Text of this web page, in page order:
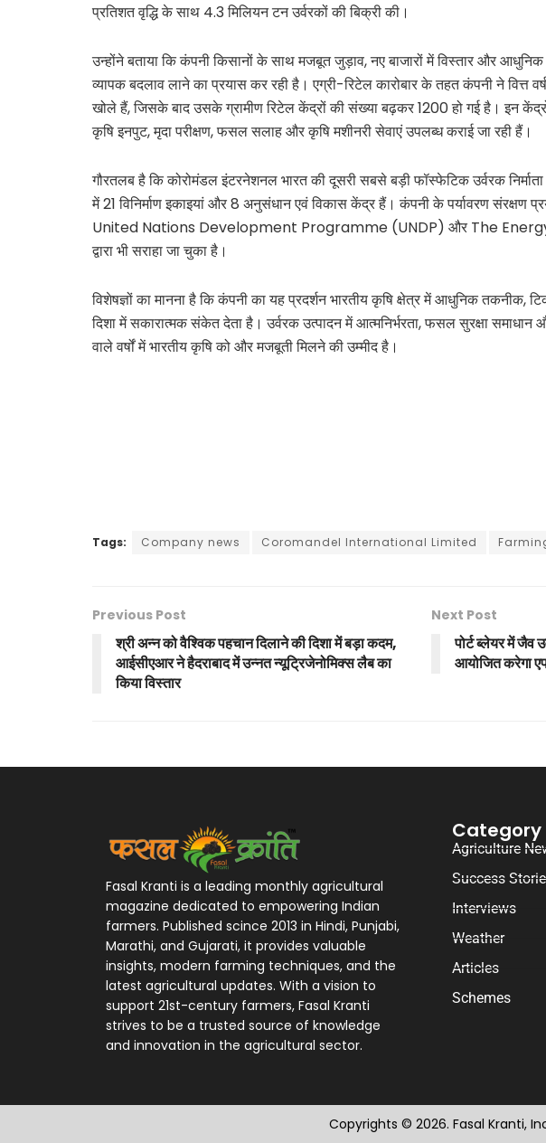
प्रतिशत वृद्धि के साथ 4.3 मिलियन टन उर्वरकों की बिक्री की।
उन्होंने बताया कि कंपनी किसानों के साथ मजबूत जुड़ाव, नए बाजारों में विस्तार और
व्यापक बदलाव लाने का प्रयास कर रही है। एग्री-रिटेल कारोबार के तहत कंपनी ने
खोले हैं, जिसके बाद उसके ग्रामीण रिटेल केंद्रों की संख्या बढ़कर 1200 हो गई है। इन
कृषि इनपुट, मृदा परीक्षण, फसल सलाह और कृषि मशीनरी सेवाएं उपलब्ध कराई जा रही हैं।
गौरतलब है कि कोरोमंडल इंटरनेशनल भारत की दूसरी सबसे बड़ी फॉस्फेटिक उर्वरक
में 21 विनिर्माण इकाइयां और 8 अनुसंधान एवं विकास केंद्र हैं। कंपनी के पर्यावरण संरक्षण
United Nations Development Programme (UNDP) और The
द्वारा भी सराहा जा चुका है।
विशेषज्ञों का मानना है कि कंपनी का यह प्रदर्शन भारतीय कृषि क्षेत्र में आधुनिक
दिशा में सकारात्मक संकेत देता है। उर्वरक उत्पादन में आत्मनिर्भरता, फसल सुरक्षा
वाले वर्षों में भारतीय कृषि को और मजबूती मिलने की उम्मीद है।
Tags: Company news Coromandel International Limited
Previous Post
श्री अन्न को वैश्विक पहचान दिलाने की दिशा में बड़ा कदम,
आईसीएआर ने हैदराबाद में उन्नत न्यूट्रिजेनोमिक्स लैब का
किया विस्तार
Next Post
पोर्ट ब्लेयर में जैव
आयोजित करेगा
Fasal Kranti is a leading monthly agricultural
magazine dedicated to empowering Indian
farmers. Published scince 2013 in Hindi, Punjabi,
Marathi, and Gujarati, it provides valuable
insights, modern farming techniques, and the
latest agricultural updates. With a vision to
support 21st-century farmers, Fasal Kranti
strives to be a trusted source of knowledge
and innovation in the agricultural sector.
Category
Agriculture
Success
Interviews
Weather
Articles
Schemes
Copyrights © 2026. Fasal Kranti,